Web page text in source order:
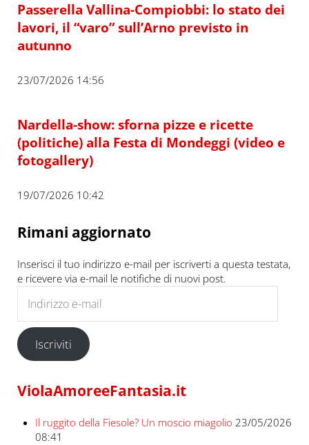
Passerella Vallina-Compiobbi: lo stato dei
lavori, il “varo” sull’Arno previsto in
autunno
23/07/2026 14:56
Nardella-show: sforna pizze e ricette
(politiche) alla Festa di Mondeggi (video e
fotogallery)
19/07/2026 10:42
Rimani aggiornato
Inserisci il tuo indirizzo e-mail per iscriverti a questa testata,
e ricevere via e-mail le notifiche di nuovi post.
Iscriviti
ViolaAmoreeFantasia.it
Il ruggito della Fiesole? Un moscio miagolio 23/05/2026
08:41